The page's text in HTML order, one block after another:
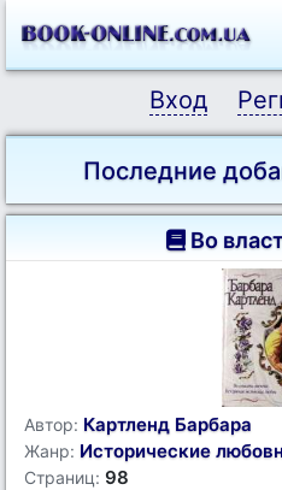
Вход
Последние
Во
Автор: Картленд Барбара
Жанр: Исторические
Страниц: 98